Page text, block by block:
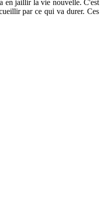
en jaillir la vie nouvelle. C'est
par ce qui va durer. Ces